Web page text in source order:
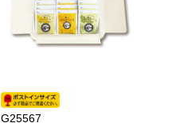
G25567